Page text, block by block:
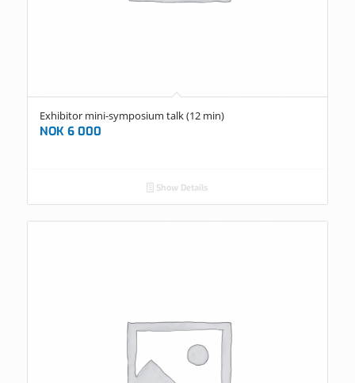
Exhibitor mini-symposium talk (12 min)
NOK6 000
Show Details